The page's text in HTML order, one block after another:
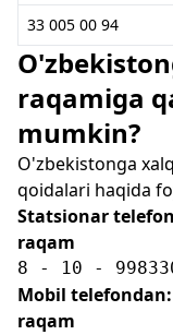
33 005 00 94
raqamiga
mumkin?
O'zbekistonga
qoidalari haqida
Statsionar
raqam
8 - 10 -
Mobil
raqam